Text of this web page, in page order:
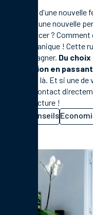
Le choix d'une
besoin d'une nouvelle
commencer ?
Pas de panique ! Cette
accompagner. Du
d'isolation en
sommes là. Et si une
prenez contact
Bonne lecture !
Conseils